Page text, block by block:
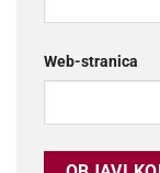
Web-stranica